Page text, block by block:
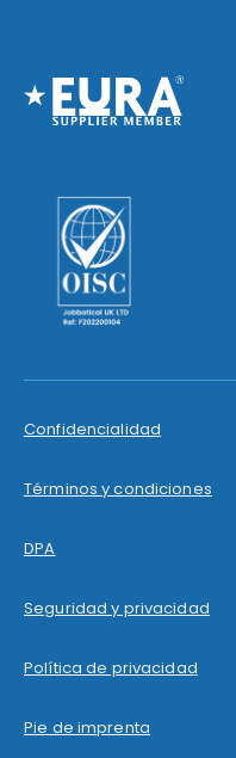
Confidencialidad
Términos y condiciones
DPA
Seguridad y privacidad
Política de privacidad
Pie de imprenta